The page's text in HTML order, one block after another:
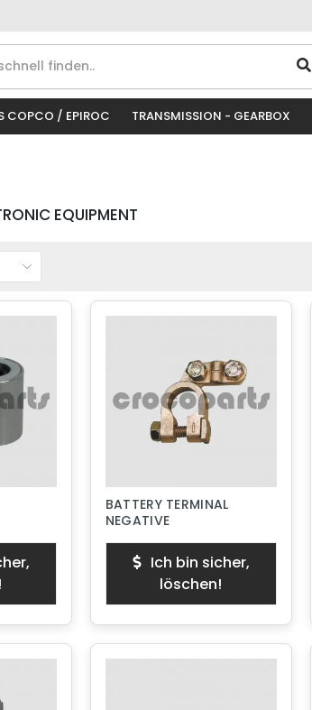
COPCO / EPIROC TRANSMISSION - GEARBOX
EQUIPMENT
BATTERY TERMINAL
NEGATIVE
Ich bin sicher,
löschen!